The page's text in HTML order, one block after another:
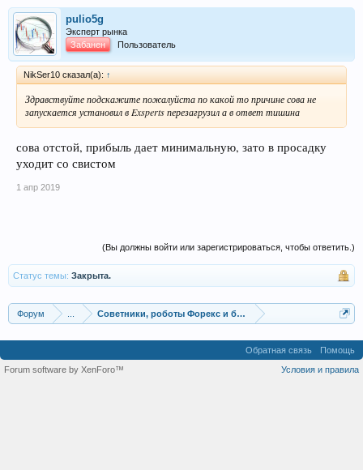
pulio5g
Эксперт рынка
Забанен
Пользователь
NikSer10 сказал(а): ↑
Здравствуйте подскажите пожалуйста по какой то причине сова не
запускается установил в Exsperts перезагрузил а в ответ тишина
сова отстой, прибыль дает минимальную, зато в просадку
уходит со свистом
1 апр 2019
(Вы должны войти или зарегистрироваться, чтобы ответить.)
Статус темы: Закрыта.
Форум Советники, роботы Форекс и бинарных опционов
Обратная связь
Помощь
Условия и правила
Forum software by XenForo™